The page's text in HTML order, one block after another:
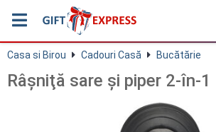
Casa si Birou Cadouri Casă Bucătărie
Râşniţă ​sare şi piper 2-în-1